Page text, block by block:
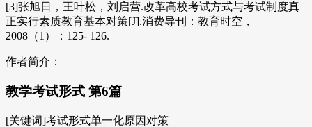
[3]张旭日，王叶松，刘启营.改革高校考试方式与考试制度真
正实行素质教育基本对策[J].消费导刊：教育时空，
2008（1）：125- 126.
作者简介：
教学考试形式 第6篇
[关键词]考试形式单一化原因对策